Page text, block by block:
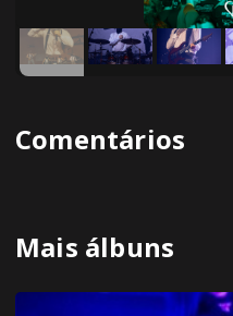
Mais álbuns
Comentários